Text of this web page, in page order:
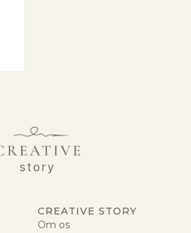
CREATIVE STORY
Om os